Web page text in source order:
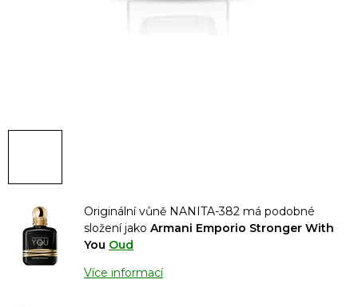
Originální vůně NANITA-382 má podobné
složení jako Armani Emporio Stronger With
You Oud
Více informací